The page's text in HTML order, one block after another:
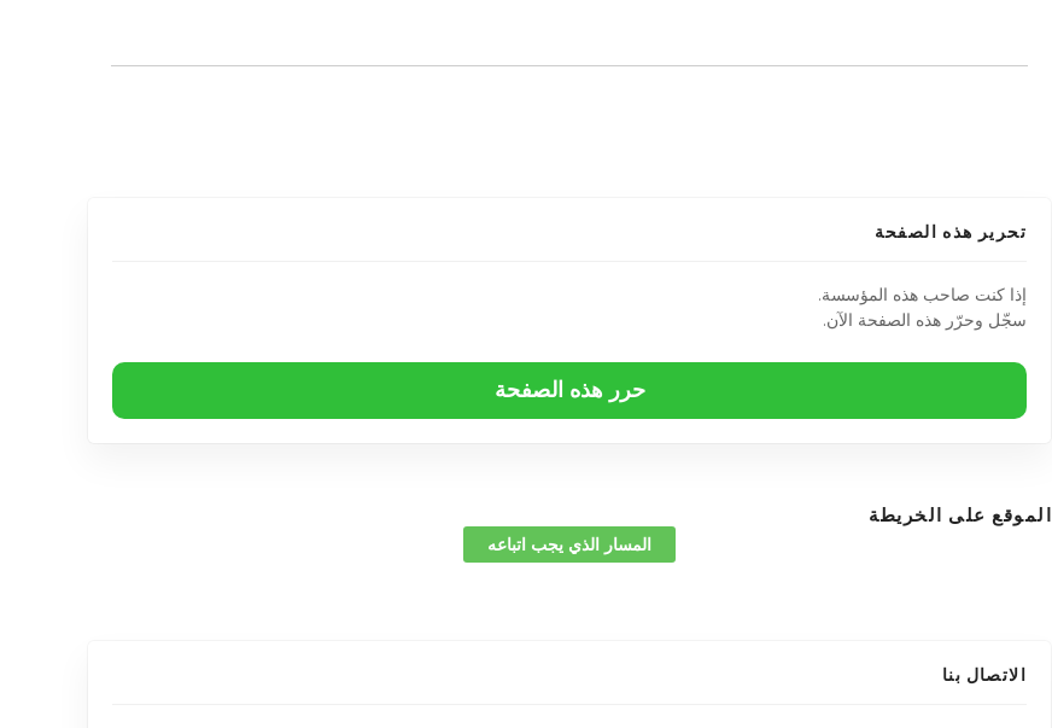
تحرير هذه الصفحة
إذا كنت صاحب هذه المؤسسة.
سجّل وحرّر هذه الصفحة الآن.
حرر هذه الصفحة
الموقع على الخريطة
المسار الذي يجب اتباعه
الاتصال بنا